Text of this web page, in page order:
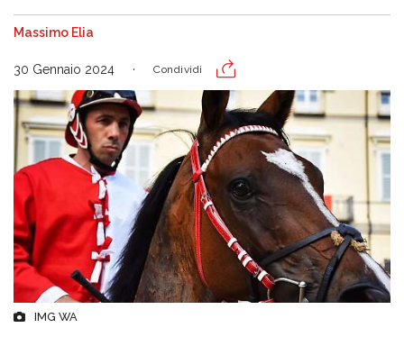
Massimo Elia
30 Gennaio 2024 Condividi
IMG WA